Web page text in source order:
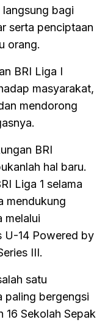
bagi
serta penciptaan
orang.
BRI Liga I
masyarakat,
mendorong
BRI
hal baru.
Liga 1 selama
mendukung
melalui
U-14 Powered by
III.
satu
paling bergengsi
16 Sekolah Sepak